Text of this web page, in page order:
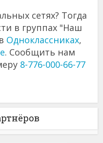
сетях? Тогда
в группах "Наш
Одноклассниках,
. Сообщить нам
8-776-000-66-77